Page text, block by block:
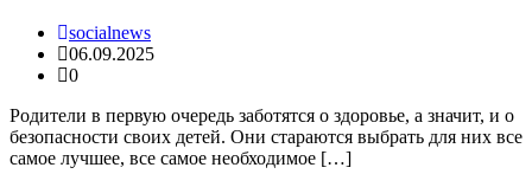
socialnews
06.09.2025
0
Родители в первую очередь заботятся о здоровье, а значит, и о
безопасности своих детей. Они стараются выбрать для них все
самое лучшее, все самое необходимое […]